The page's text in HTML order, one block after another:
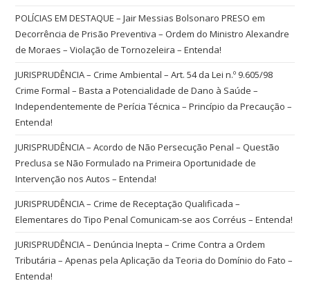
POLÍCIAS EM DESTAQUE – Jair Messias Bolsonaro PRESO em
Decorrência de Prisão Preventiva – Ordem do Ministro Alexandre
de Moraes – Violação de Tornozeleira – Entenda!
JURISPRUDÊNCIA – Crime Ambiental – Art. 54 da Lei n.º 9.605/98
Crime Formal – Basta a Potencialidade de Dano à Saúde –
Independentemente de Perícia Técnica – Princípio da Precaução –
Entenda!
JURISPRUDÊNCIA – Acordo de Não Persecução Penal – Questão
Preclusa se Não Formulado na Primeira Oportunidade de
Intervenção nos Autos – Entenda!
JURISPRUDÊNCIA – Crime de Receptação Qualificada –
Elementares do Tipo Penal Comunicam-se aos Corréus – Entenda!
JURISPRUDÊNCIA – Denúncia Inepta – Crime Contra a Ordem
Tributária – Apenas pela Aplicação da Teoria do Domínio do Fato –
Entenda!